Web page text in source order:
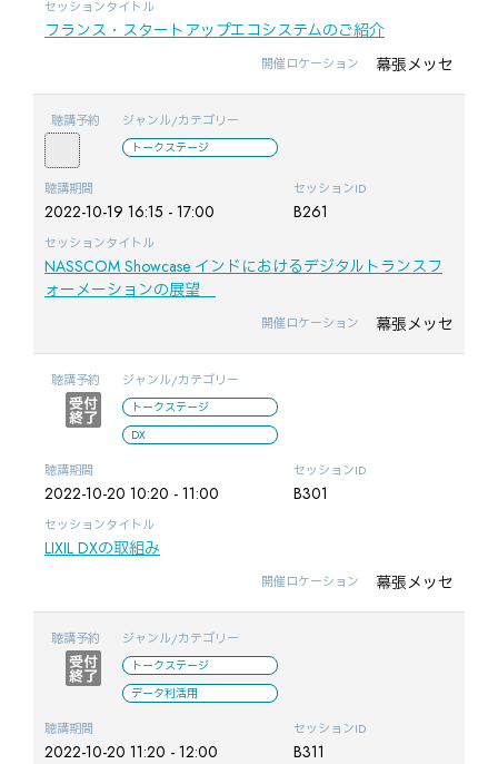
セッションタイトル
フランス・スタートアップエコシステムのご紹介
開催ロケーション 幕張メッセ
聴講予約 ジャンル/カテゴリー
トークステージ
聴講期間
2022-10-19 16:15 - 17:00
セッションID
B261
セッションタイトル
NASSCOM Showcase インドにおけるデジタルトランスフ
ォーメーションの展望
開催ロケーション 幕張メッセ
聴講予約 ジャンル/カテゴリー
トークステージ
DX
聴講期間
2022-10-20 10:20 - 11:00
セッションID
B301
セッションタイトル
LIXIL DXの取組み
開催ロケーション 幕張メッセ
聴講予約 ジャンル/カテゴリー
トークステージ
データ利活用
聴講期間
2022-10-20 11:20 - 12:00
セッションID
B311